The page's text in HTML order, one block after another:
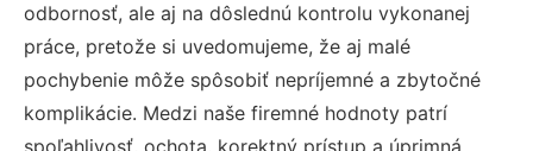
odbornosť, ale aj na dôslednú kontrolu vykonanej
práce, pretože si uvedomujeme, že aj malé
pochybenie môže spôsobiť nepríjemné a zbytočné
komplikácie. Medzi naše firemné hodnoty patrí
spoľahlivosť, ochota, korektný prístup a úprimná